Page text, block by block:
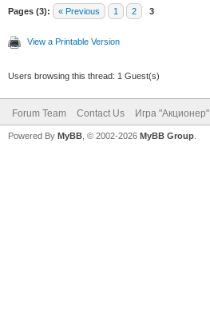
Pages (3): « Previous 1 2 3
View a Printable Version
Users browsing this thread: 1 Guest(s)
Forum Team Contact Us Игра "Акционер"
Powered By MyBB , © 2002-2026 MyBB Group